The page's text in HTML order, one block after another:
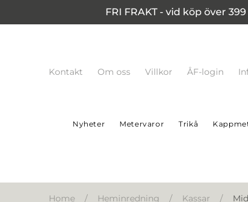
FRI FRAKT - vid köp över
Kontakt Om oss Villkor ÅF-login
Nyheter Metervaror Trikå
Home / Heminredning / Kassar /